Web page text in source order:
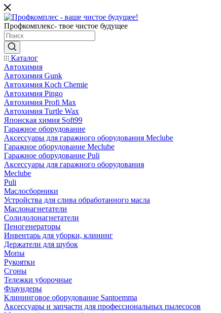
Профкомплекс- твое чистое будущее
Каталог
Автохимия
Автохимия Gunk
Автохимия Koch Chemie
Автохимия Pingo
Автохимия Profi Max
Автохимия Turtle Wax
Японская химия Soft99
Гаражное оборудование
Аксессуары для гаражного оборудования Meclube
Гаражное оборудование Meclube
Гаражное оборудование Puli
Аксессуары для гаражного оборудования
Meclube
Puli
Маслосборники
Устройства для слива обработанного масла
Маслонагнетатели
Солидолонагнетатели
Пеногенераторы
Инвентарь для уборки, клининг
Держатели для шубок
Мопы
Рукоятки
Сгоны
Тележки уборочные
Флаундеры
Клининговое оборудование Santoemma
Аксессуары и запчасти для профессиональных пылесосов